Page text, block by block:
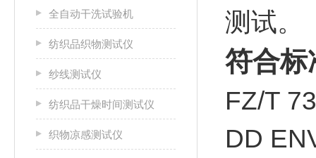
全自动干洗试验机
纺织品织物测试仪
纱线测试仪
纺织品干燥时间测试仪
织物凉感测试仪
测试。
符合标
FZ/T
DD